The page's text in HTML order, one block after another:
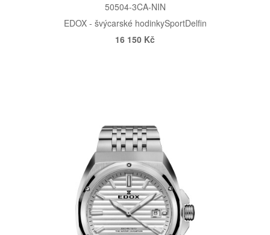
50504-3CA-NIN
EDOX - švýcarské hodinkySportDelfin
16 150 Kč